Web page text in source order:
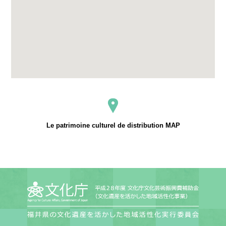
Le patrimoine culturel de distribution MAP